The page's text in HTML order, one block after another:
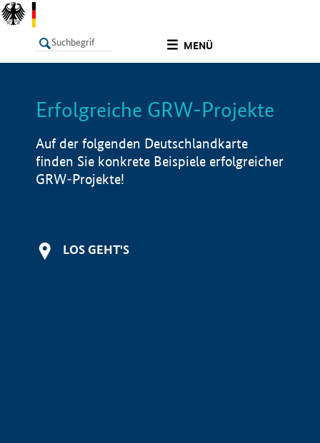
MENÜ
LISTE Info
Erfolgreiche GRW-Projekte
Auf der folgenden Deutschlandkarte
finden Sie konkrete Beispiele erfolgreicher
GRW-Projekte!
LOS GEHT'S